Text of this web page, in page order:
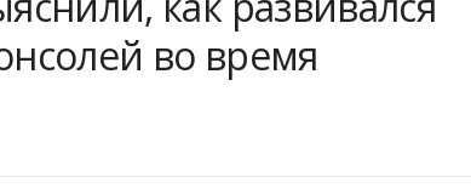
во время